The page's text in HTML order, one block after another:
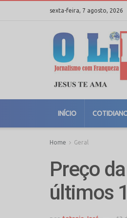
sexta-feira, 7 agosto, 2026
INÍCIO
Home Geral
Preço
últimos